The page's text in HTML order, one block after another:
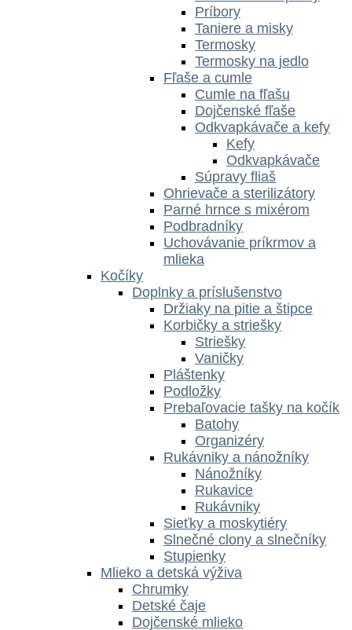
Príbory
Taniere a misky
Termosky
Termosky na jedlo
Fľaše a cumle
Cumle na fľašu
Dojčenské fľaše
Odkvapkávače a kefy
Kefy
Odkvapkávače
Súpravy fliaš
Ohrievače a sterilizátory
Parné hrnce s mixérom
Podbradníky
Uchovávanie príkrmov a
mlieka
Kočíky
Doplnky a príslušenstvo
Držiaky na pitie a štipce
Korbičky a striešky
Striešky
Vaničky
Pláštenky
Podložky
Prebaľovacie tašky na kočík
Batohy
Organizéry
Rukávniky a nánožníky
Nánožníky
Rukavice
Rukávniky
Sieťky a moskytiéry
Slnečné clony a slnečníky
Stupienky
Mlieko a detská výživa
Chrumky
Detské čaje
Dojčenské mlieko